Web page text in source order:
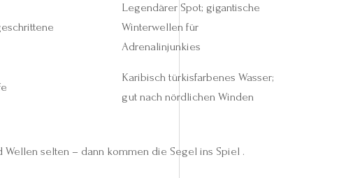
Legendärer Spot; gigantische
Winterwellen für
Adrenalinjunkies
Karibisch türkisfarbenes Wasser;
gut nach nördlichen Winden
selten – dann kommen die Segel ins Spiel .